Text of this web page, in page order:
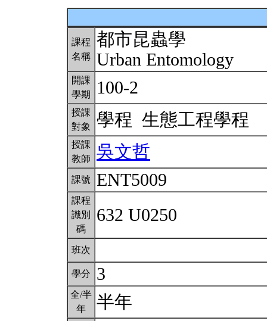
課程
名稱
都市昆蟲學
Urban Entomology
開課
學期
100-2
授課
對象
學程 生態工程學程
授課
教師
吳文哲
課號 ENT5009
課程
識別
碼
632 U0250
班次
學分 3
全/半
年
半年